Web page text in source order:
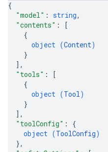
{
"model" : string,
"contents" :
[
{
object (Content)
}
] ,
"tools" :
[
{
object (Tool)
}
] ,
"toolConfig" : {
object (ToolConfig)
},